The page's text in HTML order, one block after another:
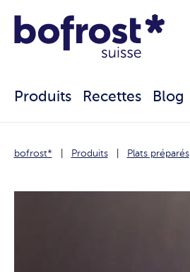
Produits Recettes Blog
bofrost* Produits Plats préparés